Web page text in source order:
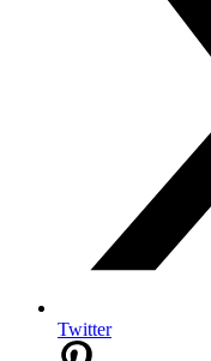
Twitter